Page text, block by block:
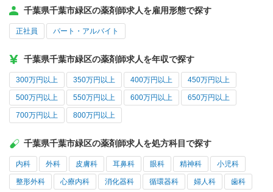
千葉県千葉市緑区の薬剤師求人を雇用形態で探す
正社員 パート・アルバイト
千葉県千葉市緑区の薬剤師求人を年収で探す
300万円以上 350万円以上 400万円以上 450万円以上
500万円以上 550万円以上 600万円以上 650万円以上
700万円以上 800万円以上
千葉県千葉市緑区の薬剤師求人を処方科目で探す
内科 外科 皮膚科 耳鼻科 眼科 精神科 小児科
整形外科 心療内科 消化器科 循環器科 婦人科 歯科